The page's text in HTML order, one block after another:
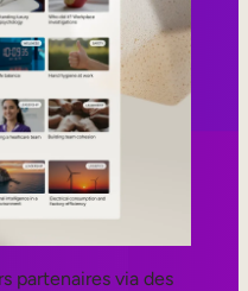
partenaires via des